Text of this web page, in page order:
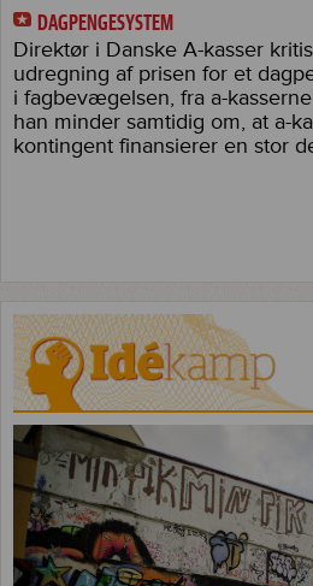
DAGPENGESYSTEM
Direktør i Danske A-kasser
udregning af prisen for et
i fagbevægelsen, fra a-
han minder samtidig om, at a-
kontingent finansierer en stor